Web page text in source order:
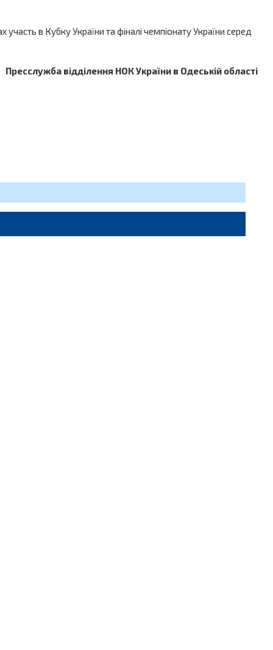
участь в Кубку України та фіналі чемпіонату України серед
Пресслужба відділення НОК України в Одеській області